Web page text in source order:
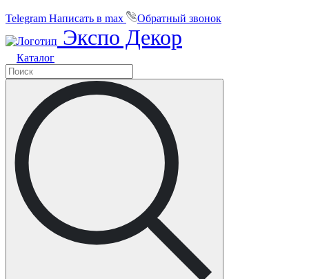
Telegram Написать в max Обратный звонок
Экспо Декор
Каталог